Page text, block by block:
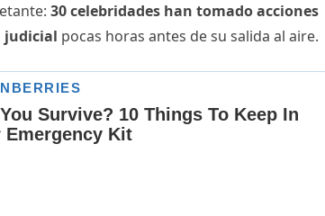
30 celebridades han tomado acciones
judicial pocas horas antes de su salida al aire.